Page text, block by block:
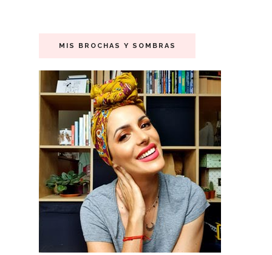
MIS BROCHAS Y SOMBRAS